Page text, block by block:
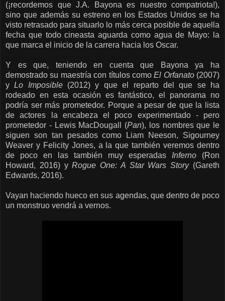
(¡recordemos que J.A. Bayona es nuestro compatriota!),
sino que además su estreno en los Estados Unidos se ha
visto retrasado para situarlo lo más cerca posible de aquella
fecha que todo cineasta aguarda como agua de Mayo: la
que marca el inicio de la carrera hacia los Oscar.
Y es que, teniendo en cuenta que Bayona ya ha
demostrado su maestría con títulos comoEl Orfanato(2007)
yLo Imposible(2012) y que el reparto del que se ha
rodeado en esta ocasión es fantástico, el panorama no
podría ser más prometedor. Porque a pesar de que la lista
de actores la encabeza el poco experimentado - pero
prometedor - Lewis MacDougall (Pan), los nombres que le
siguen son tan pesados como Liam Neeson, Sigourney
Weaver y Felicity Jones, a la que también veremos dentro
de poco en las también muy esperadas Inferno (Ron
Howard, 2016) yRogue One: A Star Wars Story(Gareth
Edwards, 2016).
Vayan haciendo hueco en sus agendas, que dentro de poco
un monstruo vendrá a vernos.